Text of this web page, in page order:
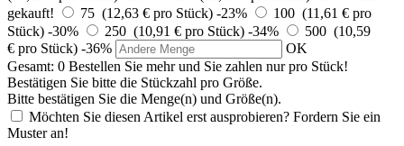
gekauft!
75 (12,63 € pro Stück) -23%
100 (11,61 € pro
Stück) -30% 250 (10,91 € pro Stück) -34%
500 (10,59
€ pro Stück) -36%
OK
Gesamt: 0 Bestellen Sie mehr und Sie zahlen nurpro Stück!
Bestätigen Sie bitte die Stückzahl pro Größe.
Bitte bestätigen Sie die Menge(n) und Größe(n).
Möchten Sie diesen Artikel erst ausprobieren? Fordern Sie ein
Muster an!